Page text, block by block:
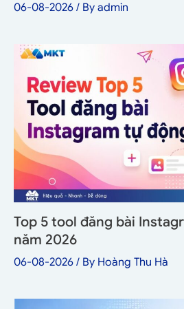
06-08-2026 / By admin
Top 5 tool đăng bài
năm 2026
06-08-2026 / By Hoàng Thu Hà